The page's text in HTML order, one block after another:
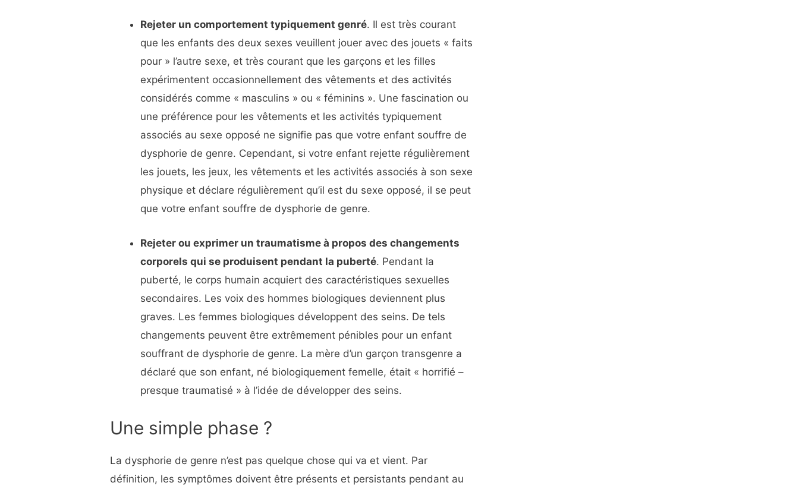
Rejeter un comportement typiquement genré. Il est très courant
que les enfants des deux sexes veuillent jouer avec des jouets « faits
pour » l’autre sexe, et très courant que les garçons et les filles
expérimentent occasionnellement des vêtements et des activités
considérés comme « masculins » ou « féminins ». Une fascination ou
une préférence pour les vêtements et les activités typiquement
associés au sexe opposé ne signifie pas que votre enfant souffre de
dysphorie de genre. Cependant, si votre enfant rejette régulièrement
les jouets, les jeux, les vêtements et les activités associés à son sexe
physique et déclare régulièrement qu’il est du sexe opposé, il se peut
que votre enfant souffre de dysphorie de genre.
Rejeter ou exprimer un traumatisme à propos des changements
corporels qui se produisent pendant la puberté. Pendant la
puberté, le corps humain acquiert des caractéristiques sexuelles
secondaires. Les voix des hommes biologiques deviennent plus
graves. Les femmes biologiques développent des seins. De tels
changements peuvent être extrêmement pénibles pour un enfant
souffrant de dysphorie de genre. La mère d’un garçon transgenre a
déclaré que son enfant, né biologiquement femelle, était « horrifié –
presque traumatisé » à l’idée de développer des seins.
Une simple phase ?
La dysphorie de genre n’est pas quelque chose qui va et vient. Par
définition, les symptômes doivent être présents et persistants pendant au